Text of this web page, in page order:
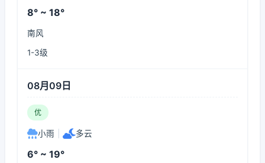
8° ~ 18°
南风
1-3级
08月09日
优
小雨 多云
6° ~ 19°